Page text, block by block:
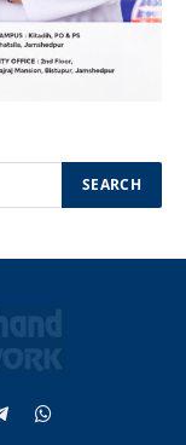
WhatsApp